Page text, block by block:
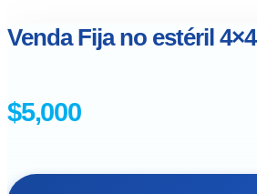
Venda Fija no estéril 4×4
$5,000